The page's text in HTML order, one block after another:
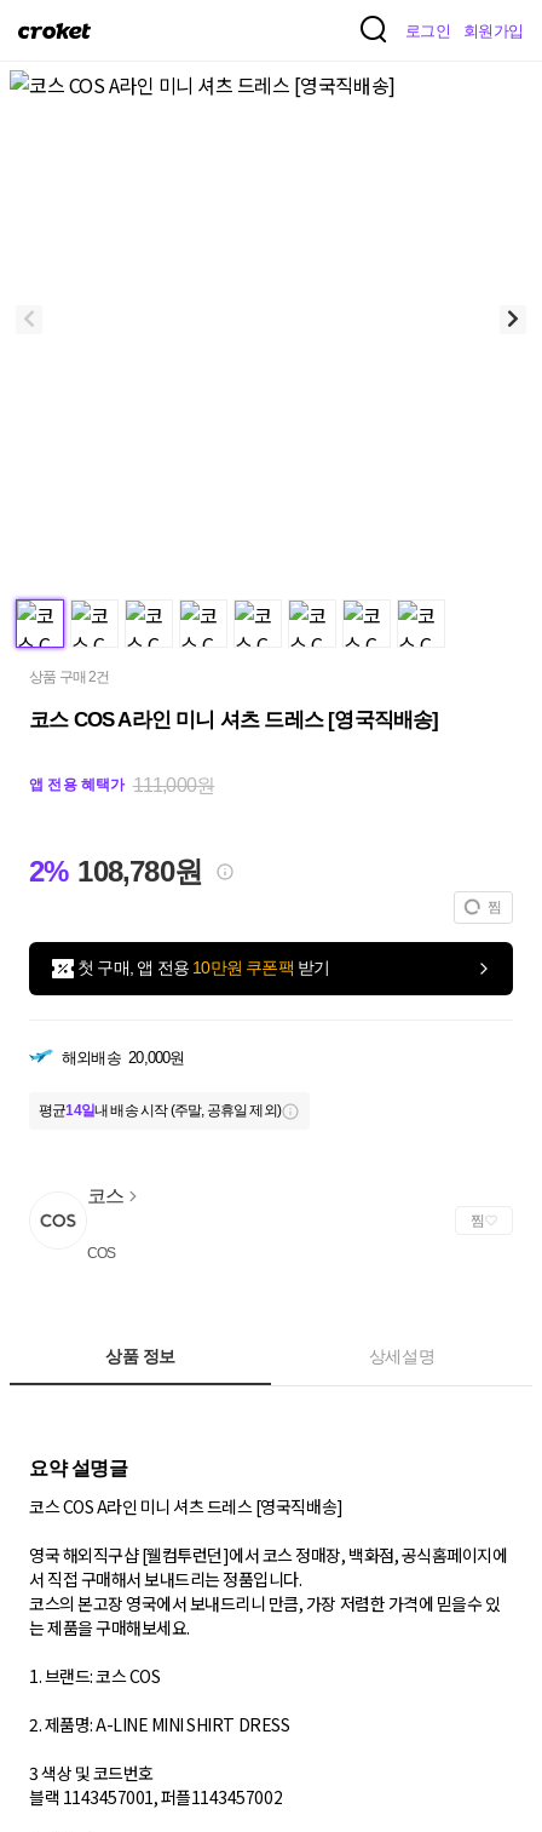
크
켓
로그인 회원가입
상품 구매 2건
코스 COS A라인 미니 셔츠 드레스 [영국직배송]
앱 전용 혜택가 111,000원
2% 108,780원
찜
첫 구매, 앱 전용 10만원 쿠폰팩 받기
해외배송 20,000원
평균14일내 배송 시작 (주말, 공휴일 제외)
코스
COS
찜
상품 정보 상세설명
요약 설명글
코스 COS A라인 미니 셔츠 드레스 [영국직배송]
영국 해외직구샵 [웰컴투런던]에서 코스 정매장, 백화점, 공식홈페이지에
서 직접 구매해서 보내드리는 정품입니다.
코스의 본고장 영국에서 보내드리니 만큼, 가장 저렴한 가격에 믿을수 있
는 제품을 구매해보세요.
1. 브랜드: 코스 COS
2. 제품명: A-LINE MINI SHIRT DRESS
3 색상 및 코드번호
블랙 1143457001, 퍼플1143457002